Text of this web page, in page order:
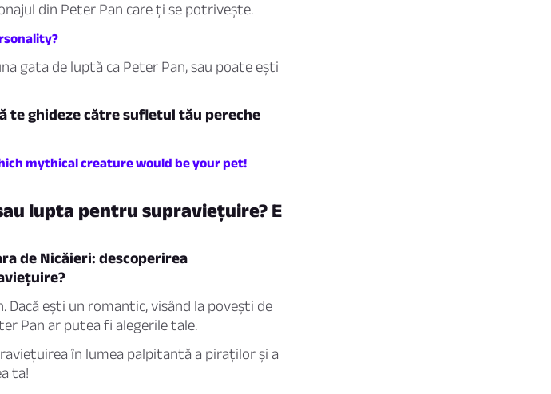
din Peter Pan care ți se potrivește.
gata de luptă ca Peter Pan, sau poate ești
te ghideze către sufletul tău pereche
mythical creature would be your pet!
lupta pentru supraviețuire? E
de Nicăieri: descoperirea
Dacă ești un romantic, visând la povești de
Pan ar putea fi alegerile tale.
în lumea palpitantă a piraților și a
ta!